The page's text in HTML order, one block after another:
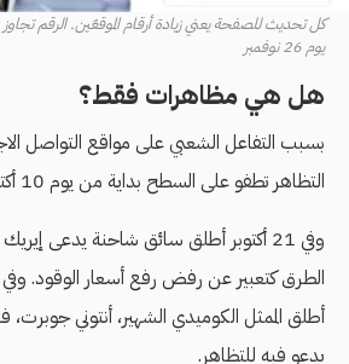
يوم 26 نوفمبر
هل هي مظاهرات فقط؟
بسبب التفاعل الشعبي على مواقع التواصل
التظاهر تطفو على السطح بداية من يوم 10 أكتوبر.
وفي 21 أكتوبر أطلق سائق شاحنة يدعى
الطرق كتعبير عن رفض رفع أسعار الوقود.
أطلق الممثل الكوميدي الشهير، أنتوني
يدعو فيه للتظاهر.